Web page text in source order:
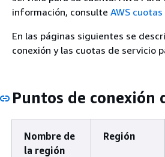
información, consulte AWS
En las páginas siguientes se
conexión y las cuotas de servicio
Puntos de conexión
Nombre de
la región
Región